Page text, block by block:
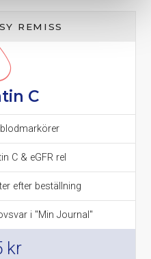
REMISS
C
C & eGFR rel
efter beställning
i "Min Journal"
kr